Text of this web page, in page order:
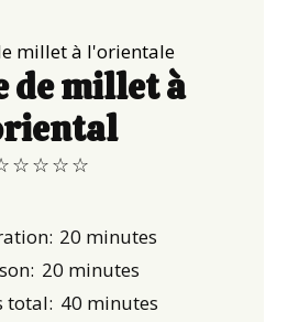
de millet à
☆
☆
☆
☆
20 minutes
20 minutes
total: 40 minutes